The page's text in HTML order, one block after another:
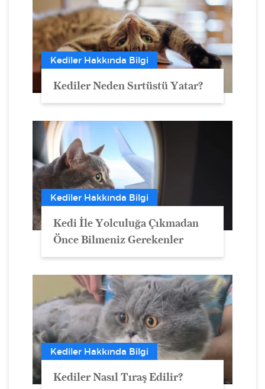
Kediler Hakkında Bilgi
Kediler Neden Sırtüstü Yatar?
Kediler Hakkında Bilgi
Kedi İle Yolculuğa Çıkmadan
Önce Bilmeniz Gerekenler
Kediler Hakkında Bilgi
Kediler Nasıl Tıraş Edilir?